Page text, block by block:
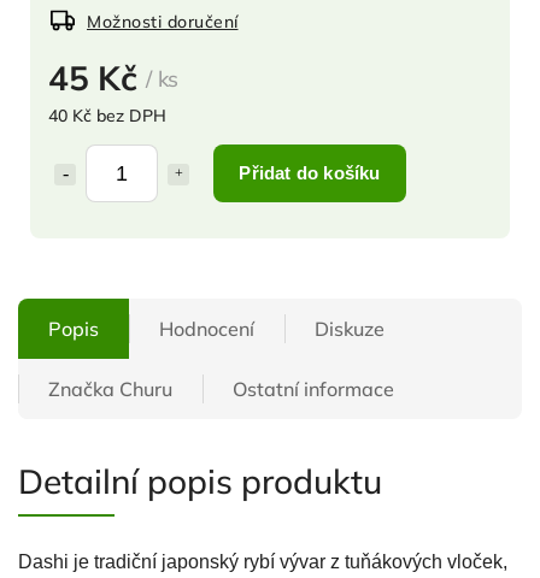
45 Kč/ ks
40 Kč bez DPH
Přidat do košíku
Možnosti doručení
Popis Hodnocení Diskuze
Značka Churu Ostatní informace
Detailní popis produktu
Dashi je tradiční japonský rybí vývar z tuňákových vloček,